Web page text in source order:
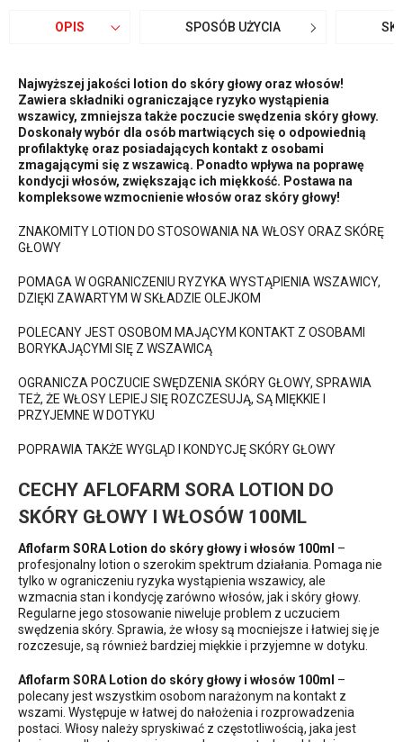
OPIS SPOSÓB UŻYCIA
Najwyższej jakości lotion do skóry głowy oraz włosów!
Zawiera składniki ograniczające ryzyko wystąpienia
wszawicy, zmniejsza także poczucie swędzenia skóry głowy.
Doskonały wybór dla osób martwiących się o odpowiednią
profilaktykę oraz posiadających kontakt z osobami
zmagającymi się z wszawicą. Ponadto wpływa na poprawę
kondycji włosów, zwiększając ich miękkość. Postawa na
kompleksowe wzmocnienie włosów oraz skóry głowy!
ZNAKOMITY LOTION DO STOSOWANIA NA WŁOSY ORAZ SKÓRĘ
GŁOWY
POMAGA W OGRANICZENIU RYZYKA WYSTĄPIENIA WSZAWICY,
DZIĘKI ZAWARTYM W SKŁADZIE OLEJKOM
POLECANY JEST OSOBOM MAJĄCYM KONTAKT Z OSOBAMI
BORYKAJĄCYMI SIĘ Z WSZAWICĄ
OGRANICZA POCZUCIE SWĘDZENIA SKÓRY GŁOWY, SPRAWIA
TEŻ, ŻE WŁOSY LEPIEJ SIĘ ROZCZESUJĄ, SĄ MIĘKKIE I
PRZYJEMNE W DOTYKU
POPRAWIA TAKŻE WYGLĄD I KONDYCJĘ SKÓRY GŁOWY
CECHY AFLOFARM SORA LOTION DO
SKÓRY GŁOWY I WŁOSÓW 100ML
Aflofarm SORA Lotion do skóry głowy i włosów 100ml –
profesjonalny lotion o szerokim spektrum działania. Pomaga nie
tylko w ograniczeniu ryzyka wystąpienia wszawicy, ale
wzmacnia stan i kondycję zarówno włosów, jak i skóry głowy.
Regularne jego stosowanie niweluje problem z uczuciem
swędzenia skóry. Sprawia, że włosy są mocniejsze i łatwiej się je
rozczesuje, są również bardziej miękkie i przyjemne w dotyku.
Aflofarm SORA Lotion do skóry głowy i włosów 100ml –
polecany jest wszystkim osobom narażonym na kontakt z
wszami. Występuje w łatwej do nałożenia i rozprowadzenia
postaci. Włosy należy spryskiwać z częstotliwością, jaka jest